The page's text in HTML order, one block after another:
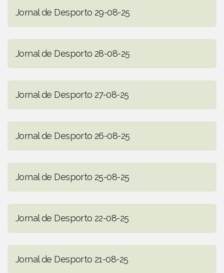
Jornal de Desporto 29-08-25
Jornal de Desporto 28-08-25
Jornal de Desporto 27-08-25
Jornal de Desporto 26-08-25
Jornal de Desporto 25-08-25
Jornal de Desporto 22-08-25
Jornal de Desporto 21-08-25